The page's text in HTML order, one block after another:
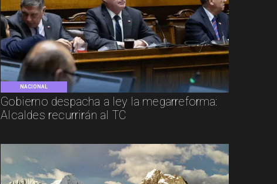
NACIONAL
Gobierno despacha a ley la megarreforma:
Alcaldes recurrirán al TC